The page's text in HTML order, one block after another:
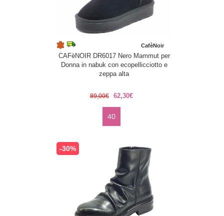
CafèNoir
CAFèNOIR DR6017 Nero Mammut per
Donna in nabuk con ecopellicciotto e
zeppa alta
89,00€ 62,30€
40
-30%